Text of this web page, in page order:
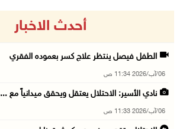
أحدث الاخبار
الطفل فيصل ينتظر علاج كسر بعموده الفقري
06/آب/2026 11:34 ص
نادي الأسير: الاحتلال يعتقل ويحقق ميدانياً مع ...
06/آب/2026 11:33 ص